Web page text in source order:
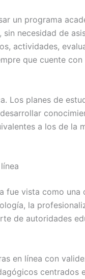
un programa
necesidad de
actividades,
que cuente
Los planes de
a los de la
fue vista como una
la
de autoridades
en línea con
centrados